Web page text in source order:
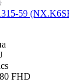
59
FHD